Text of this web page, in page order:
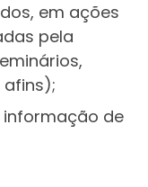
em ações
pela
afins);
informação de